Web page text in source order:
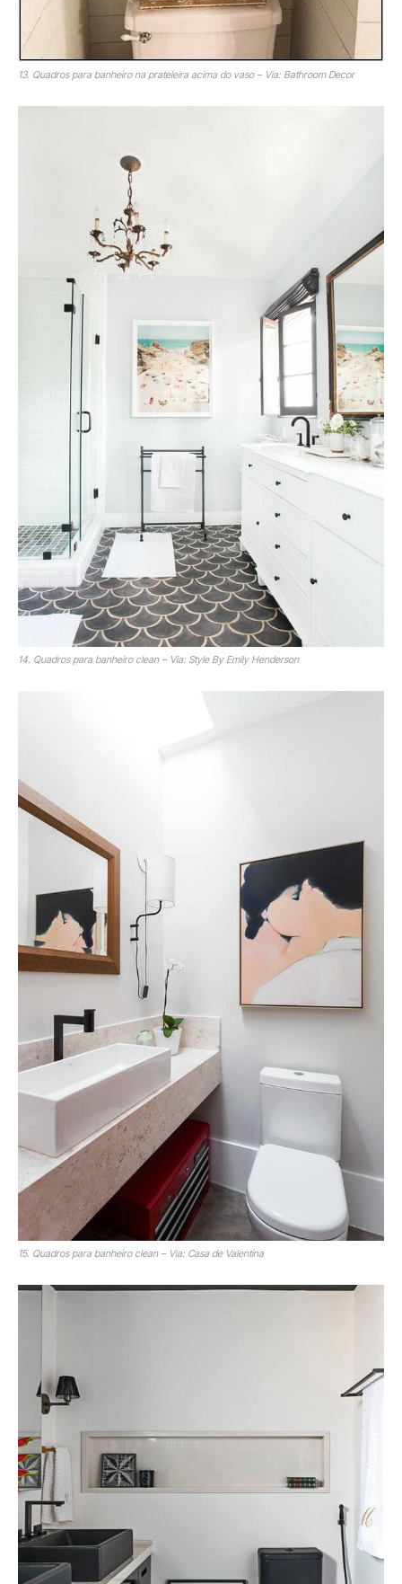
13. Quadros para banheiro na prateleira acima do vaso – Via: Bathroom Decor
14. Quadros para banheiro clean – Via: Style By Emily Henderson
15. Quadros para banheiro clean – Via: Casa de Valentina